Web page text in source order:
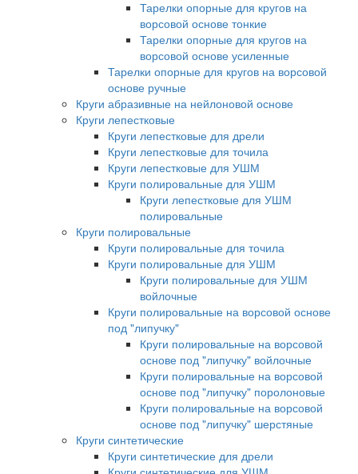
Тарелки опорные для кругов на
ворсовой основе тонкие
Тарелки опорные для кругов на
ворсовой основе усиленные
Тарелки опорные для кругов на ворсовой
основе ручные
Круги абразивные на нейлоновой основе
Круги лепестковые
Круги лепестковые для дрели
Круги лепестковые для точила
Круги лепестковые для УШМ
Круги полировальные для УШМ
Круги лепестковые для УШМ
полировальные
Круги полировальные
Круги полировальные для точила
Круги полировальные для УШМ
Круги полировальные для УШМ
войлочные
Круги полировальные на ворсовой основе
под "липучку"
Круги полировальные на ворсовой
основе под "липучку" войлочные
Круги полировальные на ворсовой
основе под "липучку" поролоновые
Круги полировальные на ворсовой
основе под "липучку" шерстяные
Круги синтетические
Круги синтетические для дрели